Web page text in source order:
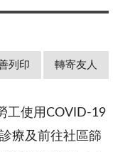
列印 轉寄友人
工使用COVID-19
療及前往社區篩